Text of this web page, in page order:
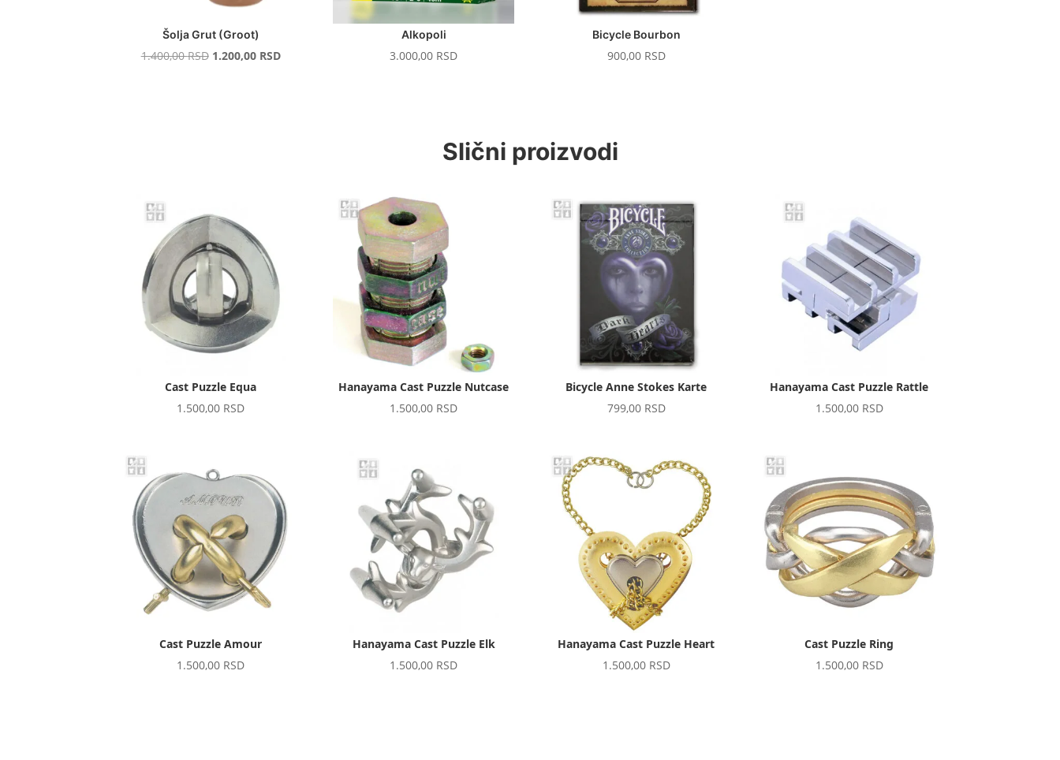
Šolja Grut (Groot)
1.400,00RSD Original
1.200,00 RSDCurrent
Alkopoli
3.000,00 RSD
Bicycle Bourbon
900,00 RSD
Slični proizvodi
Cast Puzzle Equa
1.500,00 RSD
Hanayama Cast Puzzle Nutcase
1.500,00 RSD
Bicycle Anne Stokes Karte
799,00 RSD
Hanayama Cast Puzzle Rattle
1.500,00 RSD
Cast Puzzle Amour
1.500,00 RSD
Hanayama Cast Puzzle Elk
1.500,00 RSD
Hanayama Cast Puzzle Heart
1.500,00 RSD
Cast Puzzle Ring
1.500,00 RSD